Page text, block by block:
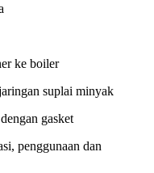
ke boiler
suplai minyak
gasket
penggunaan dan